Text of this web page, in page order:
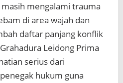
mengalami trauma
di area wajah dan
daftar panjang konflik
Leidong Prima
serius dari
hukum guna